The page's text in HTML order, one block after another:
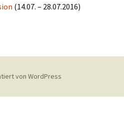
(14.07. – 28.07.2016)
von WordPress